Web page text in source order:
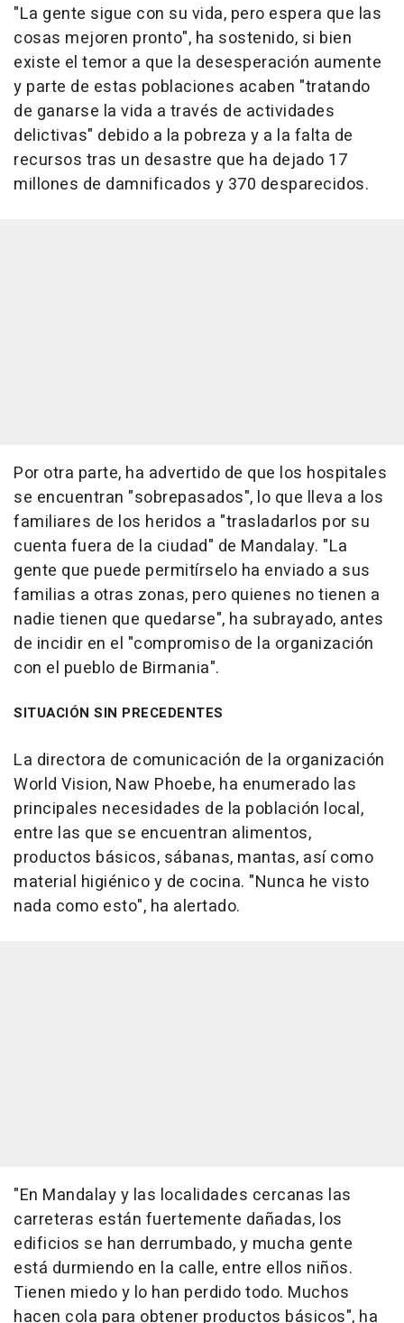
"La gente sigue con su vida, pero espera que las
cosas mejoren pronto", ha sostenido, si bien
existe el temor a que la desesperación aumente
y parte de estas poblaciones acaben "tratando
de ganarse la vida a través de actividades
delictivas" debido a la pobreza y a la falta de
recursos tras un desastre que ha dejado 17
millones de damnificados y 370 desparecidos.
Por otra parte, ha advertido de que los hospitales
se encuentran "sobrepasados", lo que lleva a los
familiares de los heridos a "trasladarlos por su
cuenta fuera de la ciudad" de Mandalay. "La
gente que puede permitírselo ha enviado a sus
familias a otras zonas, pero quienes no tienen a
nadie tienen que quedarse", ha subrayado, antes
de incidir en el "compromiso de la organización
con el pueblo de Birmania".
SITUACIÓN SIN PRECEDENTES
La directora de comunicación de la organización
World Vision, Naw Phoebe, ha enumerado las
principales necesidades de la población local,
entre las que se encuentran alimentos,
productos básicos, sábanas, mantas, así como
material higiénico y de cocina. "Nunca he visto
nada como esto", ha alertado.
"En Mandalay y las localidades cercanas las
carreteras están fuertemente dañadas, los
edificios se han derrumbado, y mucha gente
está durmiendo en la calle, entre ellos niños.
Tienen miedo y lo han perdido todo. Muchos
hacen cola para obtener productos básicos", ha